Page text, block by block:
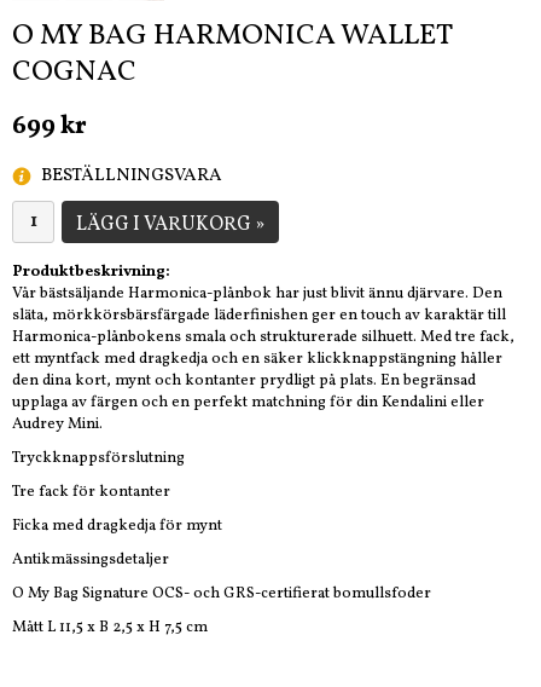
O MY BAG HARMONICA WALLET
COGNAC
699 kr
BESTÄLLNINGSVARA
LÄGG I VARUKORG »
Produktbeskrivning:
Vår bästsäljande Harmonica-plånbok har just blivit ännu djärvare. Den
släta, mörkkörsbärsfärgade läderfinishen ger en touch av karaktär till
Harmonica-plånbokens smala och strukturerade silhuett. Med tre fack,
ett myntfack med dragkedja och en säker klickknappstängning håller
den dina kort, mynt och kontanter prydligt på plats. En begränsad
upplaga av färgen och en perfekt matchning för din Kendalini eller
Audrey Mini.
Tryckknappsförslutning
Tre fack för kontanter
Ficka med dragkedja för mynt
Antikmässingsdetaljer
O My Bag Signature OCS- och GRS-certifierat bomullsfoder
Mått L 11,5 x B 2,5 x H 7,5 cm